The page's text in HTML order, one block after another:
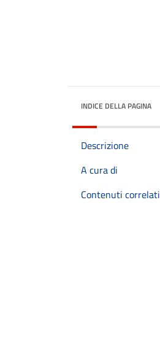
INDICE DELLA PAGINA
Descrizione
A cura di
Contenuti correlati